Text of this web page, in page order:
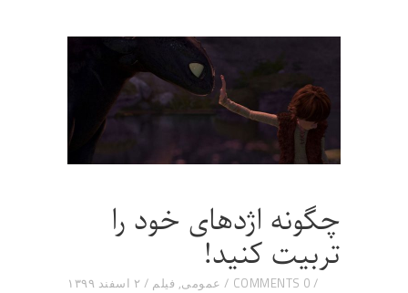
چگونه اژدهای خود را
تربیت کنید!
۲ اسفند ۱۳۹۹ عمومی, فیلم 0 COMMENTS